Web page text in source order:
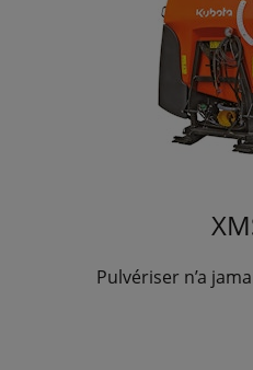
Pulvériser n’a